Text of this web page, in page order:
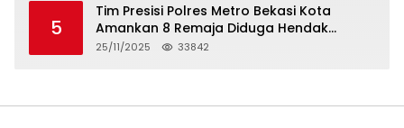
5
Tim Presisi Polres Metro Bekasi Kota
Amankan 8 Remaja Diduga Hendak
Tawuran
25/11/2025 33842